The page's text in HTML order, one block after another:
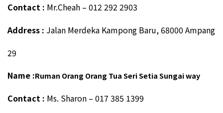
Contact : Mr.Cheah – 012 292 2903
Address : Jalan Merdeka Kampong Baru, 68000 Ampang
29
Name :Ruman Orang Orang Tua Seri Setia Sungai way
Contact : Ms. Sharon – 017 385 1399